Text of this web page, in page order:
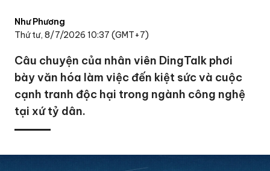
Như Phương
Thứ tư, 8/7/2026 10:37 (GMT+7)
Câu chuyện của nhân viên DingTalk phơi
bày văn hóa làm việc đến kiệt sức và cuộc
cạnh tranh độc hại trong ngành công nghệ
tại xứ tỷ dân.